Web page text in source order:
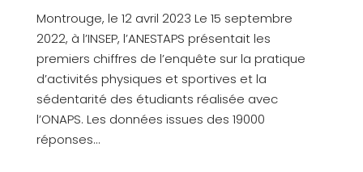
Montrouge, le 12 avril 2023 Le 15 septembre
2022, à l’INSEP, l’ANESTAPS présentait les
premiers chiffres de l’enquête sur la pratique
d’activités physiques et sportives et la
sédentarité des étudiants réalisée avec
l’ONAPS. Les données issues des 19000
réponses...